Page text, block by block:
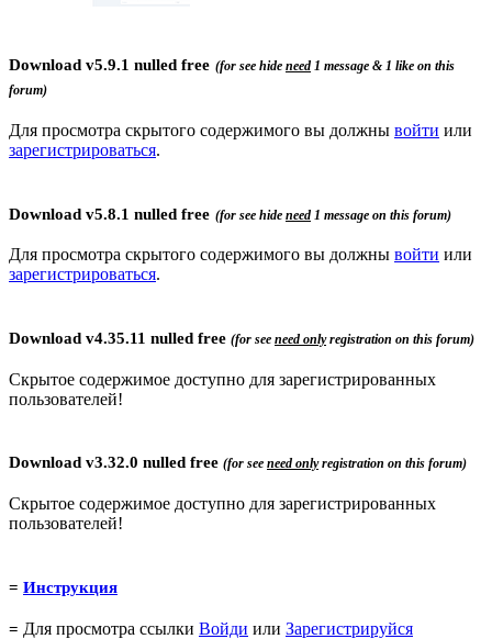
Download v5.9.1 nulled free (for see hide need 1 message & 1 like on this
forum)
Для просмотра скрытого содержимого вы должны войти или
зарегистрироваться.
Download v5.8.1 nulled free (for see hide need 1 message on this forum)
Для просмотра скрытого содержимого вы должны войти или
зарегистрироваться.
Download v4.35.11 nulled free (for see need onlyregistration on this forum)
Скрытое содержимое доступно для зарегистрированных
пользователей!
Download v3.32.0 nulled free (for see need onlyregistration on this forum)
Скрытое содержимое доступно для зарегистрированных
пользователей!
= Инструкция
= Для просмотра ссылки Войди или Зарегистрируйся